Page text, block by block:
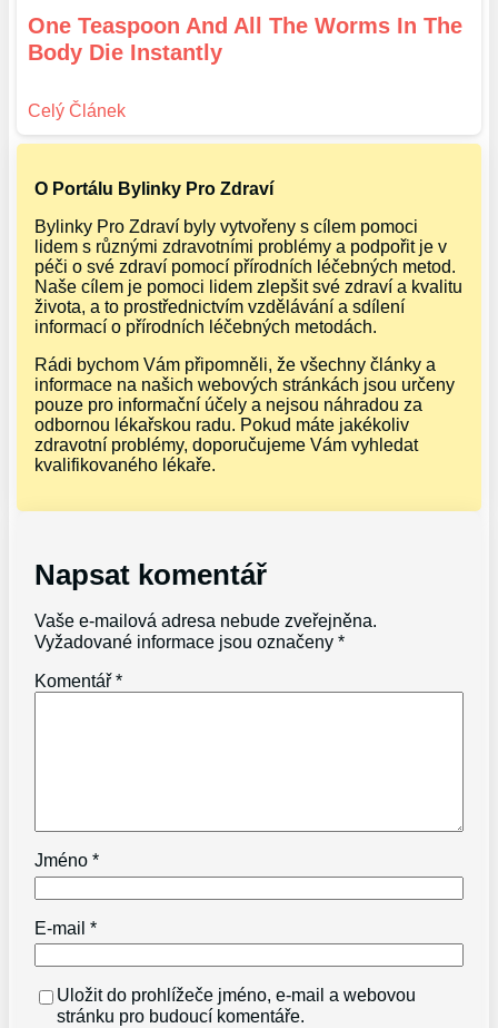
One Teaspoon And All The Worms In The
Body Die Instantly
O Portálu Bylinky Pro Zdraví
Bylinky Pro Zdraví byly vytvořeny s cílem pomoci
lidem s různými zdravotními problémy a podpořit je v
péči o své zdraví pomocí přírodních léčebných metod.
Naše cílem je pomoci lidem zlepšit své zdraví a kvalitu
života, a to prostřednictvím vzdělávání a sdílení
informací o přírodních léčebných metodách.
Rádi bychom Vám připomněli, že všechny články a
informace na našich webových stránkách jsou určeny
pouze pro informační účely a nejsou náhradou za
odbornou lékařskou radu. Pokud máte jakékoliv
zdravotní problémy, doporučujeme Vám vyhledat
kvalifikovaného lékaře.
Napsat komentář
Vaše e-mailová adresa nebude zveřejněna.
Vyžadované informace jsou označeny*
Komentář*
Jméno*
E-mail*
Uložit do prohlížeče jméno, e-mail a webovou
stránku pro budoucí komentáře.